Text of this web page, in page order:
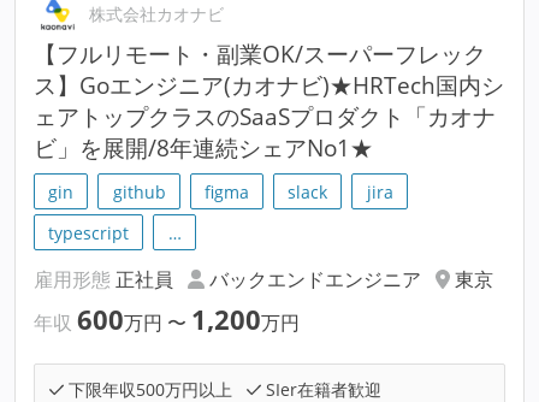
株式会社カオナビ
【フルリモート・副業OK/スーパーフレック
ス】Goエンジニア(カオナビ)★HRTech国内シ
ェアトップクラスのSaaSプロダクト「カオナ
ビ」を展開/8年連続シェアNo1★
gin github figma slack
jira
typescript
…
雇用形態 正社員 バックエンドエンジニア
東京
年収 600万円 〜 1,200万円
下限年収500万円以上
SIer在籍者歓迎